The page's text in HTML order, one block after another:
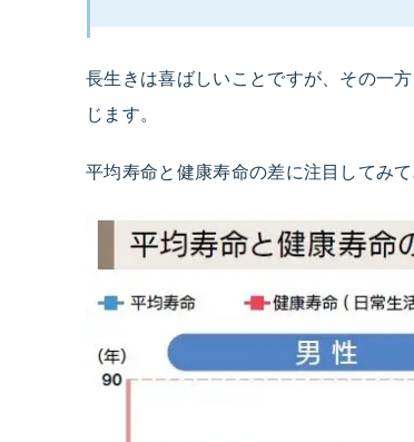
長生きは喜ばしいことですが、その一
じます。
平均寿命と健康寿命の差に注目してみ